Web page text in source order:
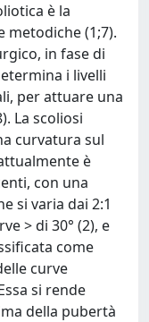
è la
metodiche (1;7).
in fase di
i livelli
per attuare una
La scoliosi
curvatura sul
è
con una
si varia dai 2:1
> di 30° (2), e
come
curve
si rende
della pubertà